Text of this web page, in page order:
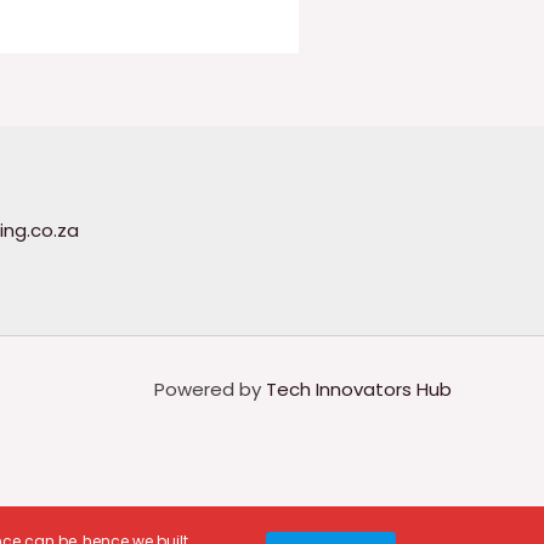
Powered by Tech Innovators Hub